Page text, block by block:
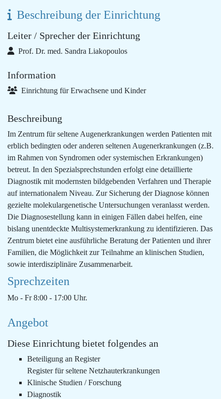
Beschreibung der Einrichtung
Leiter / Sprecher der Einrichtung
Prof. Dr. med. Sandra Liakopoulos
Information
Einrichtung für Erwachsene und Kinder
Beschreibung
Im Zentrum für seltene Augenerkrankungen werden Patienten mit
erblich bedingten oder anderen seltenen Augenerkrankungen (z.B.
im Rahmen von Syndromen oder systemischen Erkrankungen)
betreut. In den Spezialsprechstunden erfolgt eine detaillierte
Diagnostik mit modernsten bildgebenden Verfahren und Therapie
auf internationalem Niveau. Zur Sicherung der Diagnose können
gezielte molekulargenetische Untersuchungen veranlasst werden.
Die Diagnosestellung kann in einigen Fällen dabei helfen, eine
bislang unentdeckte Multisystemerkrankung zu identifizieren. Das
Zentrum bietet eine ausführliche Beratung der Patienten und ihrer
Familien, die Möglichkeit zur Teilnahme an klinischen Studien,
sowie interdisziplinäre Zusammenarbeit.
Sprechzeiten
Mo - Fr 8:00 - 17:00 Uhr.
Angebot
Diese Einrichtung bietet folgendes an
Beteiligung an Register
Register für seltene Netzhauterkrankungen
Klinische Studien / Forschung
Diagnostik